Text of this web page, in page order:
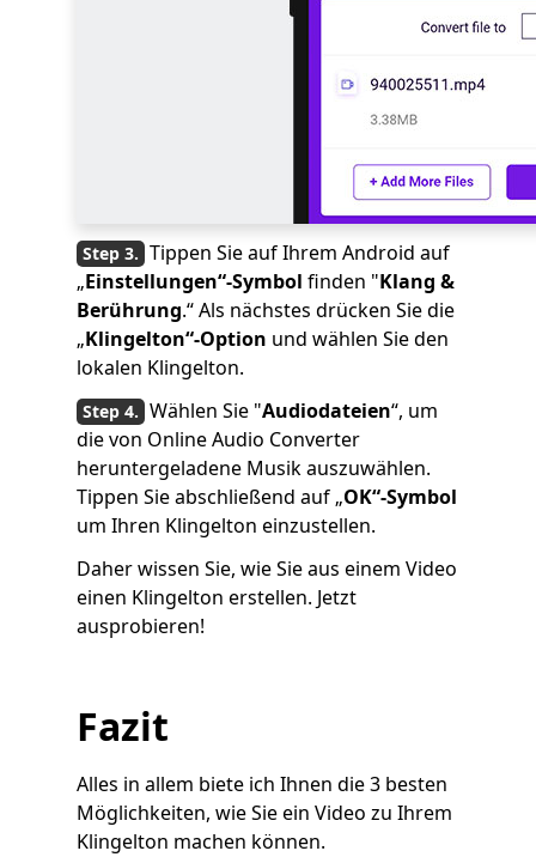
Tippen Sie auf Ihrem Android auf
„Einstellungen“-Symbol finden "Klang &
Berührung.“ Als nächstes drücken Sie die
„Klingelton“-Option und wählen Sie den
lokalen Klingelton.
Wählen Sie "Audiodateien“, um
die von Online Audio Converter
heruntergeladene Musik auszuwählen.
Tippen Sie abschließend auf „OK“-Symbol
um Ihren Klingelton einzustellen.
Daher wissen Sie, wie Sie aus einem Video
einen Klingelton erstellen. Jetzt
ausprobieren!
Fazit
Alles in allem biete ich Ihnen die 3 besten
Möglichkeiten, wie Sie ein Video zu Ihrem
Klingelton machen können.